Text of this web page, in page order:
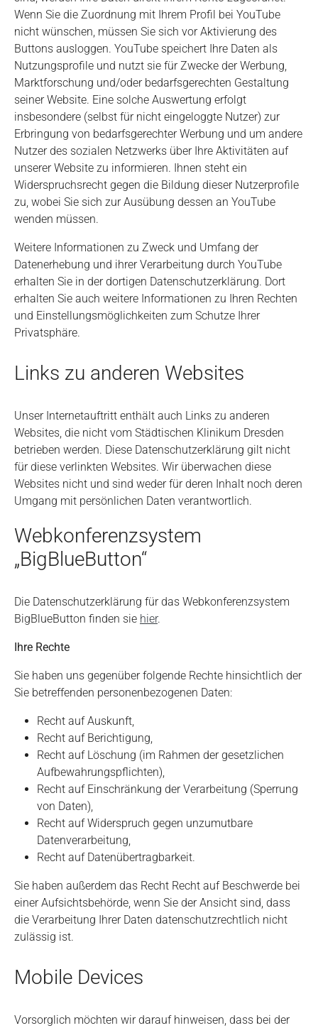
Wenn Sie die Zuordnung mit Ihrem Profil bei YouTube
nicht wünschen, müssen Sie sich vor Aktivierung des
Buttons ausloggen. YouTube speichert Ihre Daten als
Nutzungsprofile und nutzt sie für Zwecke der Werbung,
Marktforschung und/oder bedarfsgerechten Gestaltung
seiner Website. Eine solche Auswertung erfolgt
insbesondere (selbst für nicht eingeloggte Nutzer) zur
Erbringung von bedarfsgerechter Werbung und um andere
Nutzer des sozialen Netzwerks über Ihre Aktivitäten auf
unserer Website zu informieren. Ihnen steht ein
Widerspruchsrecht gegen die Bildung dieser Nutzerprofile
zu, wobei Sie sich zur Ausübung dessen an YouTube
wenden müssen.
Weitere Informationen zu Zweck und Umfang der
Datenerhebung und ihrer Verarbeitung durch YouTube
erhalten Sie in der dortigen Datenschutzerklärung. Dort
erhalten Sie auch weitere Informationen zu Ihren Rechten
und Einstellungsmöglichkeiten zum Schutze Ihrer
Privatsphäre.
Links zu anderen Websites
Unser Internetauftritt enthält auch Links zu anderen
Websites, die nicht vom Städtischen Klinikum Dresden
betrieben werden. Diese Datenschutzerklärung gilt nicht
für diese verlinkten Websites. Wir überwachen diese
Websites nicht und sind weder für deren Inhalt noch deren
Umgang mit persönlichen Daten verantwortlich.
Webkonferenzsystem
„BigBlueButton“
Die Datenschutzerklärung für das Webkonferenzsystem
BigBlueButton finden sie hier.
Ihre Rechte
Sie haben uns gegenüber folgende Rechte hinsichtlich der
Sie betreffenden personenbezogenen Daten:
Recht auf Auskunft,
Recht auf Berichtigung,
Recht auf Löschung (im Rahmen der gesetzlichen
Aufbewahrungspflichten),
Recht auf Einschränkung der Verarbeitung (Sperrung
von Daten),
Recht auf Widerspruch gegen unzumutbare
Datenverarbeitung,
Recht auf Datenübertragbarkeit.
Sie haben außerdem das Recht Recht auf Beschwerde bei
einer Aufsichtsbehörde, wenn Sie der Ansicht sind, dass
die Verarbeitung Ihrer Daten datenschutzrechtlich nicht
zulässig ist.
Mobile Devices
Vorsorglich möchten wir darauf hinweisen, dass bei der